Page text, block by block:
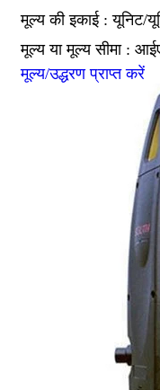
मूल्य की इकाई : यूनिट/
मूल्य या मूल्य सीमा :
मूल्य/उद्धरण प्राप्त करें